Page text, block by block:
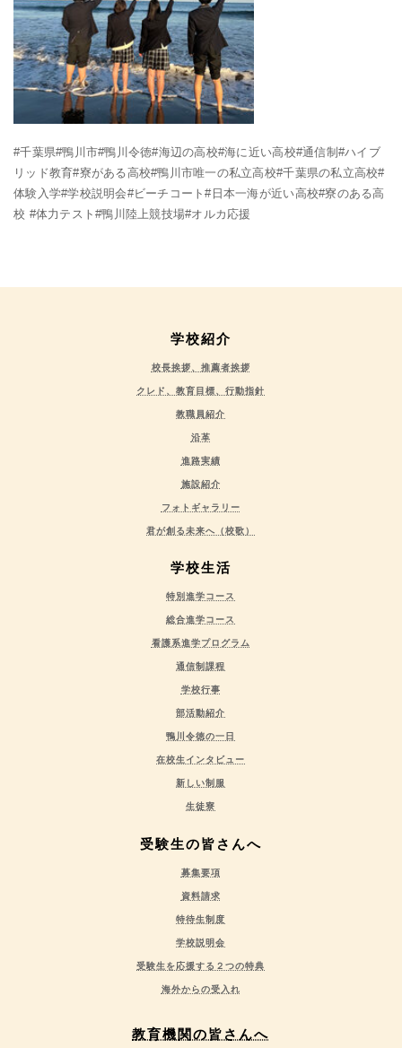
#千葉県#鴨川市#鴨川令徳#海辺の高校#海に近い高校#通信制#ハイブ
リッド教育#寮がある高校#鴨川市唯一の私立高校#千葉県の私立高校#
体験入学#学校説明会#ビーチコート#日本一海が近い高校#寮のある高
校 #体力テスト#鴨川陸上競技場#オルカ応援
学校紹介
校長挨拶、推薦者挨拶
クレド、教育目標、行動指針
教職員紹介
沿革
進路実績
施設紹介
フォトギャラリー
君が創る未来へ（校歌）
学校生活
特別進学コース
総合進学コース
看護系進学プログラム
通信制課程
学校行事
部活動紹介
鴨川令徳の一日
在校生インタビュー
新しい制服
生徒寮
受験生の皆さんへ
募集要項
資料請求
特待生制度
学校説明会
受験生を応援する２つの特典
海外からの受入れ
教育機関の皆さんへ